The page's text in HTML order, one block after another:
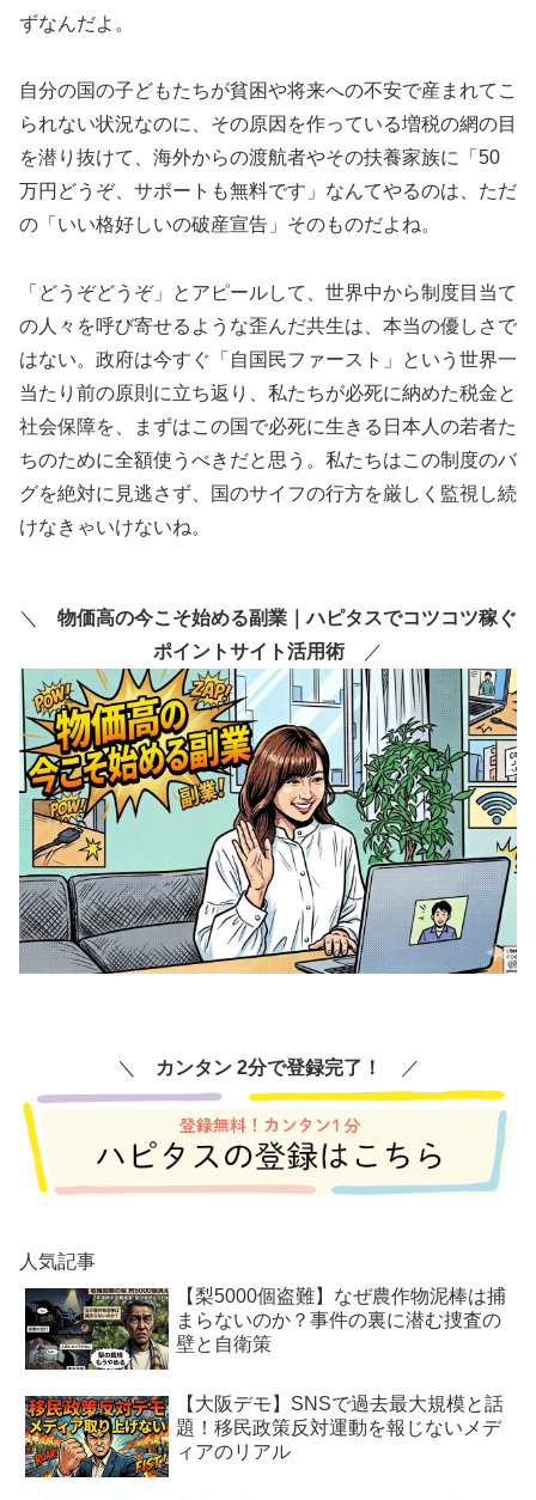
ずなんだよ。
自分の国の子どもたちが貧困や将来への不安で産まれてこ
られない状況なのに、その原因を作っている増税の網の目
を潜り抜けて、海外からの渡航者やその扶養家族に「50
万円どうぞ、サポートも無料です」なんてやるのは、ただ
の「いい格好しいの破産宣告」そのものだよね。
「どうぞどうぞ」とアピールして、世界中から制度目当て
の人々を呼び寄せるような歪んだ共生は、本当の優しさで
はない。政府は今すぐ「自国民ファースト」という世界一
当たり前の原則に立ち返り、私たちが必死に納めた税金と
社会保障を、まずはこの国で必死に生きる日本人の若者た
ちのために全額使うべきだと思う。私たちはこの制度のバ
グを絶対に見逃さず、国のサイフの行方を厳しく監視し続
けなきゃいけないね。
＼ 物価高の今こそ始める副業｜ハピタスでコツコツ稼ぐ
ポイントサイト活用術 ／
＼ カンタン 2分で登録完了！ ／
人気記事
【梨5000個盗難】なぜ農作物泥棒は捕
まらないのか？事件の裏に潜む捜査の
壁と自衛策
【大阪デモ】SNSで過去最大規模と話
題！移民政策反対運動を報じないメデ
ィアのリアル